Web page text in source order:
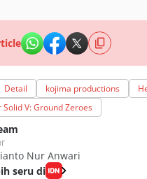
Detail kojima productions
V: Ground Zeroes
Nur Anwari
seru di